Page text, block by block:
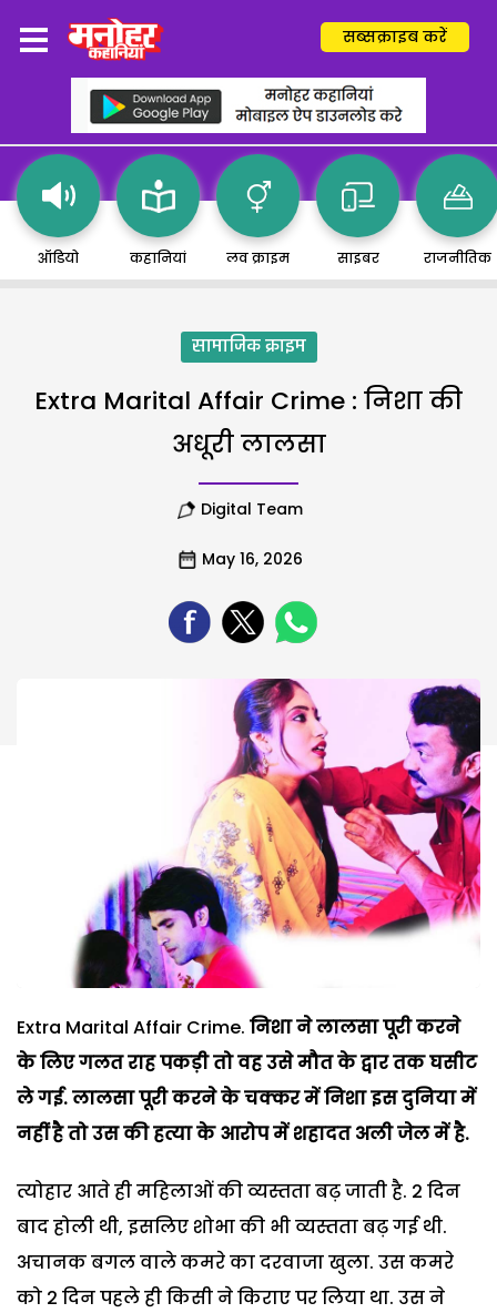
सब्सक्राइब करें
ऑडियो कहानियां लव क्राइम साइबर राजनीतिक
सामाजिक क्राइम
Extra Marital Affair Crime : निशा की
अधूरी लालसा
Digital Team
May 16, 2026
Extra Marital Affair Crime. निशा ने लालसा पूरी करने
के लिए गलत राह पकड़ी तो वह उसे मौत के द्वार तक घसीट
ले गई. लालसा पूरी करने के चक्कर में निशा इस दुनिया में
नहीं है तो उस की हत्या के आरोप में शहादत अली जेल में है.
त्योहार आते ही महिलाओं की व्यस्तता बढ़ जाती है. 2 दिन
बाद होली थी, इसलिए शोभा की भी व्यस्तता बढ़ गई थी.
अचानक बगल वाले कमरे का दरवाजा खुला. उस कमरे
को 2 दिन पहले ही किसी ने किराए पर लिया था. उस ने